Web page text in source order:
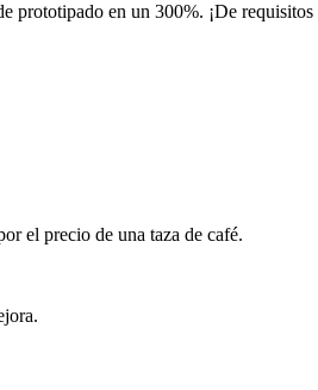
prototipado en un 300%. ¡De
el precio de una taza de café.